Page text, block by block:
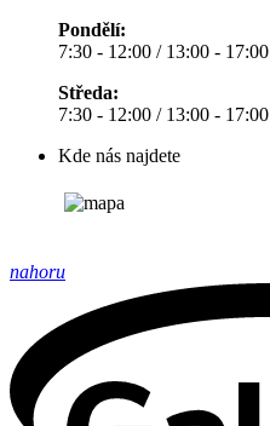
Pondělí:
7:30 - 12:00 / 13:00 - 17:00
Středa:
7:30 - 12:00 / 13:00 - 17:00
Kde nás najdete
nahoru